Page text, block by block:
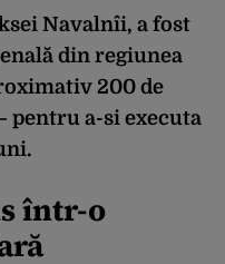
Navalnîi, a fost
din regiunea
200 de
pentru a-si executa
într-o